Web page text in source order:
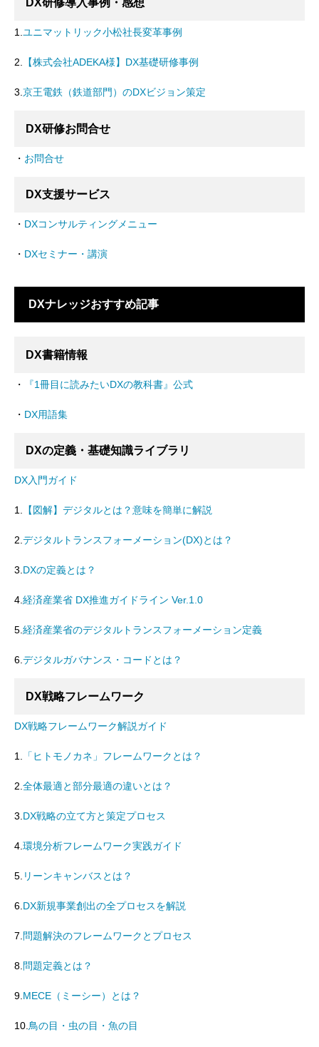
DX研修導入事例・感想
1. ユニマットリック小松社長変革事例
2. 【株式会社ADEKA様】DX基礎研修事例
3. 京王電鉄（鉄道部門）のDXビジョン策定
DX研修お問合せ
・ お問合せ
DX支援サービス
・ DXコンサルティングメニュー
・ DXセミナー・講演
DXナレッジおすすめ記事
DX書籍情報
・ 『1冊目に読みたいDXの教科書』公式
・ DX用語集
DXの定義・基礎知識ライブラリ
DX入門ガイド
1. 【図解】デジタルとは？意味を簡単に解説
2.デジタルトランスフォーメーション(DX)とは？
3.DXの定義とは？
4.経済産業省 DX推進ガイドライン Ver.1.0
5.経済産業省のデジタルトランスフォーメーション定義
6.デジタルガバナンス・コードとは？
DX戦略フレームワーク
DX戦略フレームワーク解説ガイド
1. 「ヒトモノカネ」フレームワークとは？
2. 全体最適と部分最適の違いとは？
3. DX戦略の立て方と策定プロセス
4. 環境分析フレームワーク実践ガイド
5. リーンキャンバスとは？
6. DX新規事業創出の全プロセスを解説
7. 問題解決のフレームワークとプロセス
8. 問題定義とは？
9. MECE（ミーシー）とは？
10. 鳥の目・虫の目・魚の目